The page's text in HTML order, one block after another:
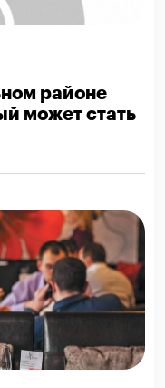
районе
может стать